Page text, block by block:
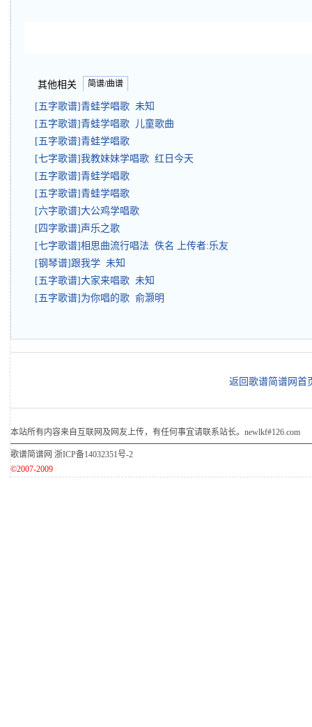
其他相关 简谱/曲谱
[五字歌谱]青蛙学唱歌 未知
[五字歌谱]青蛙学唱歌 儿童歌曲
[五字歌谱]青蛙学唱歌
[七字歌谱]我教妹妹学唱歌 红日今天
[五字歌谱]青蛙学唱歌
[五字歌谱]青蛙学唱歌
[六字歌谱]大公鸡学唱歌
[四字歌谱]声乐之歌
[七字歌谱]相思曲流行唱法 佚名 上传者:乐友
[钢琴谱]跟我学 未知
[五字歌谱]大家来唱歌 未知
[五字歌谱]为你唱的歌 俞灏明
返回歌谱简谱网首
本站所有内容来自互联网及网友上传，有任何事宜请联系站长。newlkf#126.com
歌谱简谱网 浙ICP备14032351号-2
©2007-2009